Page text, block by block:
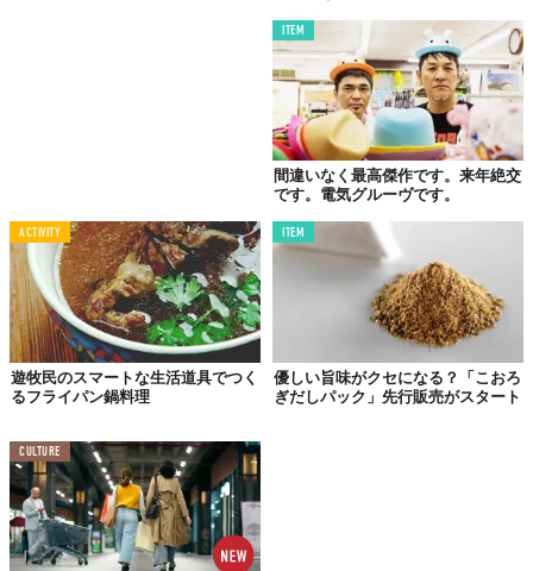
©愛知ドビー株式会社
©愛知ドビー株式会社
ITEM
間違いなく最高傑作です。来年絶交
です。電気グルーヴです。
ACTIVITY
遊牧民のスマートな生活道具でつく
るフライパン鍋料理
ITEM
優しい旨味がクセになる？「こおろ
ぎだしパック」先行販売がスタート
CULTURE